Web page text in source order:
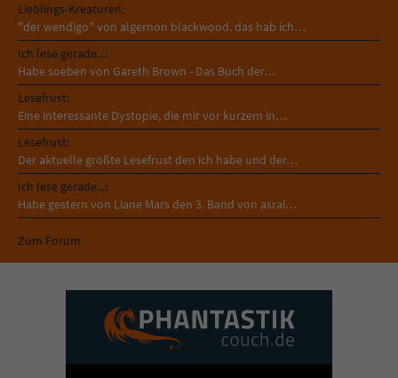
Lieblings-Kreaturen:
"der wendigo" von algernon blackwood. das hab ich…
Ich lese gerade...:
Habe soeben von Gareth Brown - Das Buch der…
Lesefrust:
Eine interessante Dystopie, die mir vor kurzem in…
Lesefrust:
Der aktuelle größte Lesefrust den ich habe und der…
Ich lese gerade...:
Habe gestern von Liane Mars den 3. Band von asrai…
Zum Forum